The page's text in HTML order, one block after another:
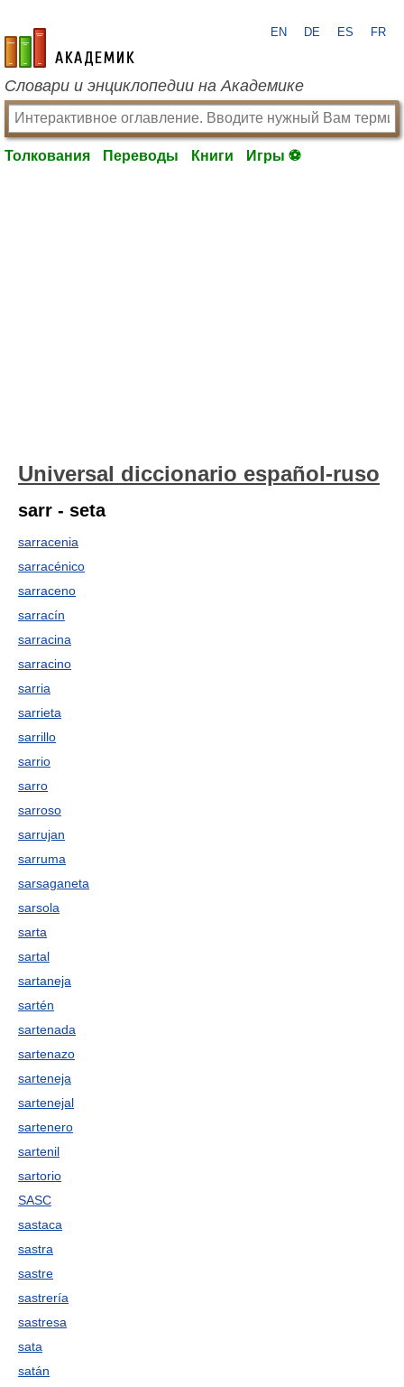
academic.ru
EN DE ES FR
Словари и энциклопедии на Академике
Толкования Переводы Книги Игры ⚽
Universal diccionario español-ruso
sarr - seta
sarracenia
sarracénico
sarraceno
sarracín
sarracina
sarracino
sarria
sarrieta
sarrillo
sarrio
sarro
sarroso
sarrujan
sarruma
sarsaganeta
sarsola
sarta
sartal
sartaneja
sartén
sartenada
sartenazo
sarteneja
sartenejal
sartenero
sartenil
sartorio
SASC
sastaca
sastra
sastre
sastrería
sastresa
sata
satán